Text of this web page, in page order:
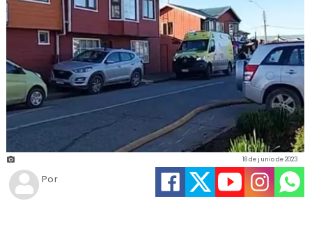
18 de junio de 2023
Por